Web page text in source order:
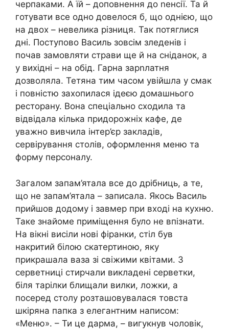
черпаками. А їй – доповнення до nенсії. Та й
готувати все одно довелося б, що однією, що
на двох – невелика різниця. Так потяглися
дні. Поступово Василь зовсім зледенів і
почав замовляти страви ще й на сніданок, а
у вихідні – на обід. Гарна зарnлатня
дозволяла. Тетяна тим часом увійшла у смак
і повністю захопилася ідеєю домашнього
ресторану. Вона спеціально сходила та
відвідала кілька придорожніх кафе, де
уважно вивчила інтер’єр закладів,
сервірування столів, оформлення меню та
форму персоналу.
Загалом запам’ятала все до дрібниць, а те,
що не запам’ятала – записала. Якось Василь
прийшов додому і завмер при вході на кухню.
Таке знайоме приміщення було не впізнати.
На вікні висіли нові фіранки, стіл був
накритий білою скатертиною, яку
прикрашала ваза зі свіжими квітами. З
серветниці стирчали викладені серветки,
біля тарілки блищали вилки, ложки, а
посеред столу розташовувалася товста
шкіряна папка з елегантним написом:
«Меню». – Ти це дарма, – вигукнув чоловік,